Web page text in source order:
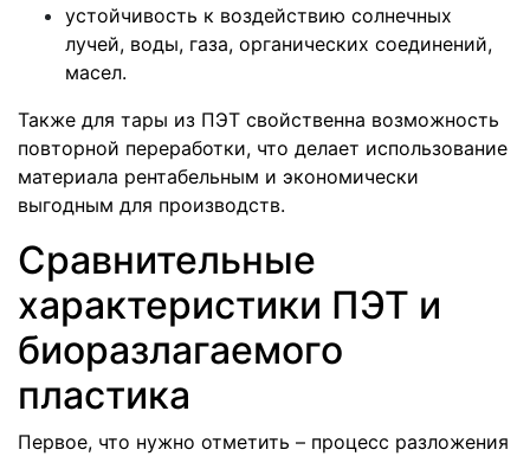
устойчивость к воздействию солнечных
лучей, воды, газа, органических соединений,
масел.
Также для тары из ПЭТ свойственна возможность
повторной переработки, что делает использование
материала рентабельным и экономически
выгодным для производств.
Сравнительные
характеристики ПЭТ и
биоразлагаемого
пластика
Первое, что нужно отметить – процесс разложения